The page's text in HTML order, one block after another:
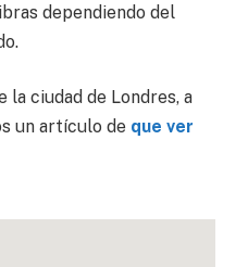
dependiendo del
la ciudad de Londres, a
un artículo de que ver